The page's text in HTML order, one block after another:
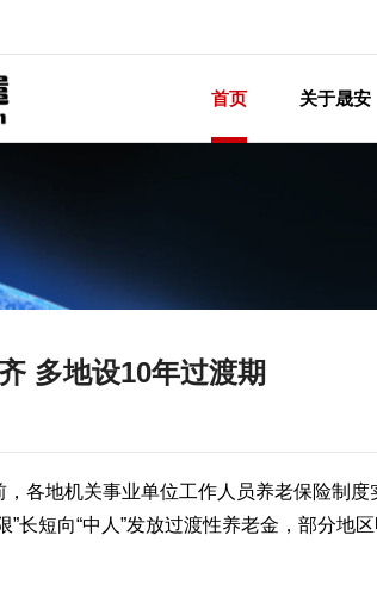
首页 关于晟安
多地设10年过渡期
各地机关事业单位工作人员养老保险制
长短向“中人”发放过渡性养老金，部分地